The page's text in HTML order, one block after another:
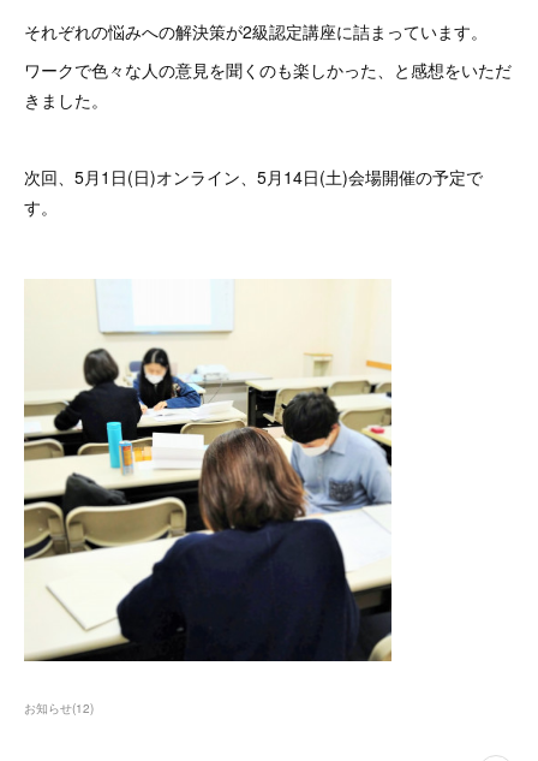
それぞれの悩みへの解決策が2級認定講座に詰まっています。
ワークで色々な人の意見を聞くのも楽しかった、と感想をいただ
きました。
次回、5月1日(日)オンライン、5月14日(土)会場開催の予定で
す。
お知らせ(12)